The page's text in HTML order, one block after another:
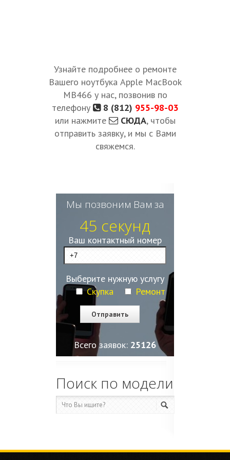
Узнайте подробнее о ремонте
Вашего ноутбука Apple MacBook
MB466 у нас, позвонив по
телефону
8 (812) 955-98-03
или нажмите
СЮДА, чтобы
отправить заявку, и мы с Вами
свяжемся.
Мы позвоним Вам за
45 секунд
Ваш контактный номер
Выберите нужную услугу
Скупка
Ремонт
Всего заявок: 25128
Поиск по модели